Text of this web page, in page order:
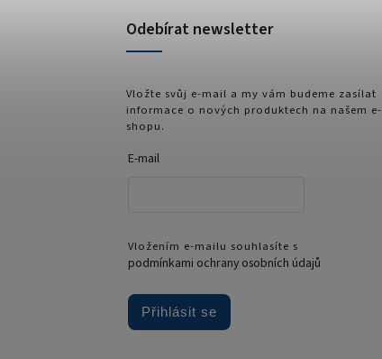
Odebírat newsletter
Vložte svůj e-mail a my vám budeme zasílat
informace o nových produktech na našem e-
shopu.
E-mail
Vložením e-mailu souhlasíte s
podmínkami ochrany osobních údajů
Přihlásit se